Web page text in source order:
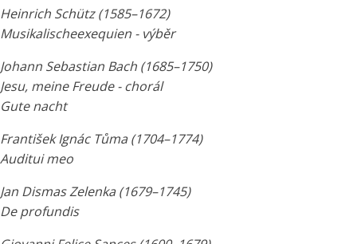
Heinrich Schütz (1585–1672)
Musikalischeexequien - výběr
Johann Sebastian Bach (1685–1750)
Jesu, meine Freude - chorál
Gute nacht
František Ignác Tůma (1704–1774)
Auditui meo
Jan Dismas Zelenka (1679–1745)
De profundis